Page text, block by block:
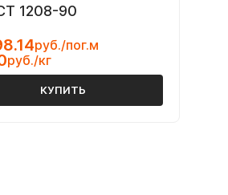
1208-90
руб./пог.м
руб./кг
КУПИТЬ